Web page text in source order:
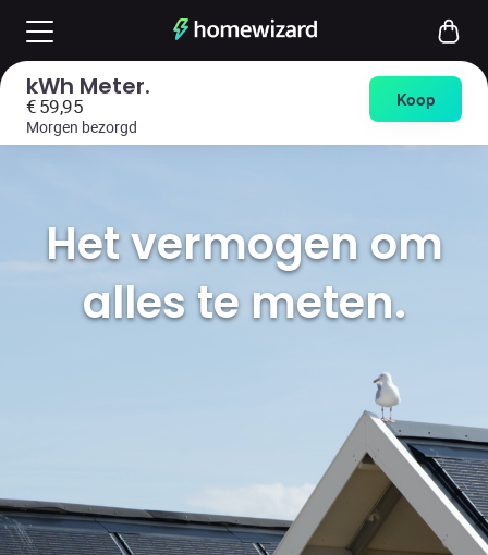
kWh Meter
€59,95
Morgen bezorgd
Koop
Het vermogen om
alles te meten